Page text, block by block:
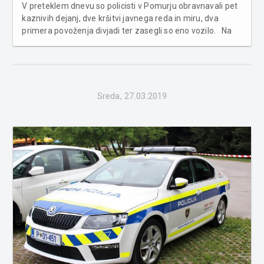
V preteklem dnevu so policisti v Pomurju obravnavali pet
kaznivih dejanj, dve kršitvi javnega reda in miru, dva
primera povoženja divjadi ter zasegli so eno vozilo. Na
Sreda, 27.03.2019